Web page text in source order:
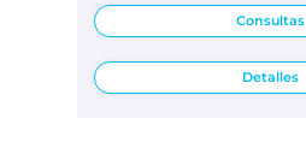
Consultas
Detalles